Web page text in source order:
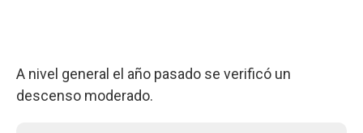
A nivel general el año pasado se verificó un
descenso moderado.